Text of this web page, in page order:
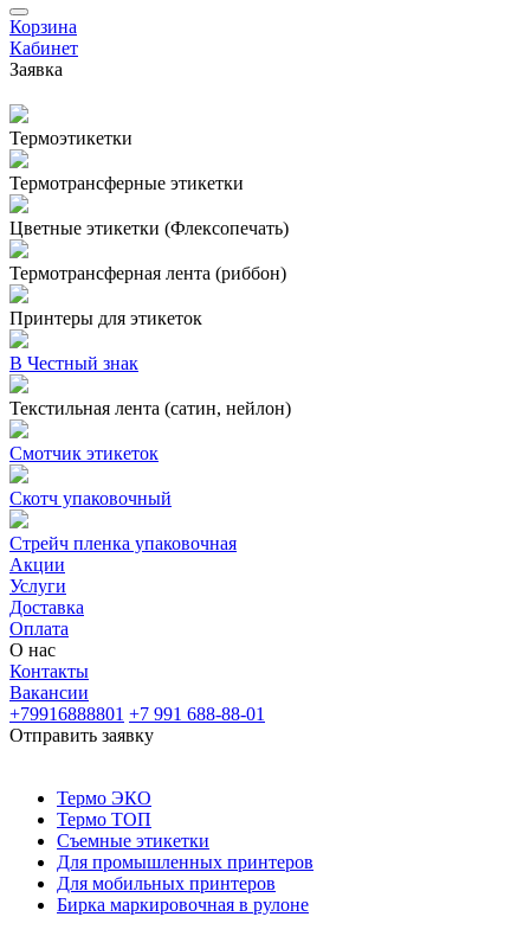
Корзина
Кабинет
Заявка
Термоэтикетки
Термотрансферные этикетки
Цветные этикетки (Флексопечать)
Термотрансферная лента (риббон)
Принтеры для этикеток
В Честный знак
Текстильная лента (сатин, нейлон)
Смотчик этикеток
Скотч упаковочный
Стрейч пленка упаковочная
Акции
Услуги
Доставка
Оплата
О нас
Контакты
Вакансии
+79916888801 +7 991 688-88-01
Отправить заявку
Термо ЭКО
Термо ТОП
Съемные этикетки
Для промышленных принтеров
Для мобильных принтеров
Бирка маркировочная в рулоне